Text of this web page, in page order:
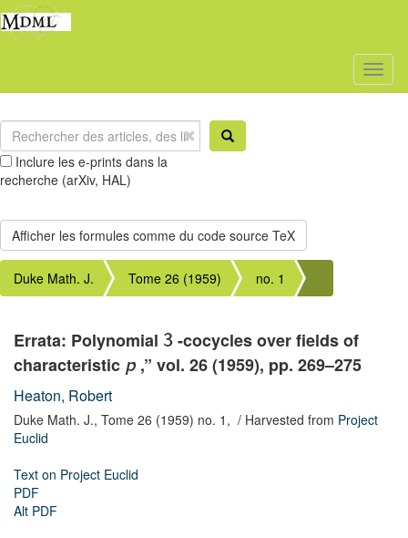
Inclure les e-prints dans la
recherche (arXiv, HAL)
Duke Math. J. Tome 26 (1959) no. 1
Errata: Polynomial 3 -cocycles over fields of
characteristic p ,” vol. 26 (1959), pp. 269–275
Heaton, Robert
Duke Math. J., Tome 26 (1959) no. 1, / Harvested from Project
Euclid
Text on Project Euclid
PDF
Alt PDF